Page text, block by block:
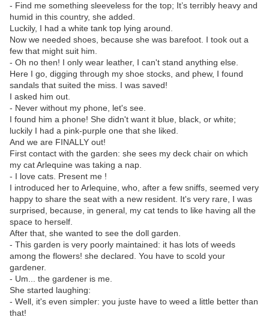
- Find me something sleeveless for the top; It’s terribly heavy and
humid in this country, she added.
Luckily, I had a white tank top lying around.
Now we needed shoes, because she was barefoot. I took out a
few that might suit him.
- Oh no then! I only wear leather, I can't stand anything else.
Here I go, digging through my shoe stocks, and phew, I found
sandals that suited the miss. I was saved!
I asked him out.
- Never without my phone, let's see.
I found him a phone! She didn't want it blue, black, or white;
luckily I had a pink-purple one that she liked.
And we are FINALLY out!
First contact with the garden: she sees my deck chair on which
my cat Arlequine was taking a nap.
- I love cats. Present me !
I introduced her to Arlequine, who, after a few sniffs, seemed very
happy to share the seat with a new resident. It's very rare, I was
surprised, because, in general, my cat tends to like having all the
space to herself.
After that, she wanted to see the doll garden.
- This garden is very poorly maintained: it has lots of weeds
among the flowers! she declared. You have to scold your
gardener.
- Um... the gardener is me.
She started laughing:
- Well, it's even simpler: you juste have to weed a little better than
that!